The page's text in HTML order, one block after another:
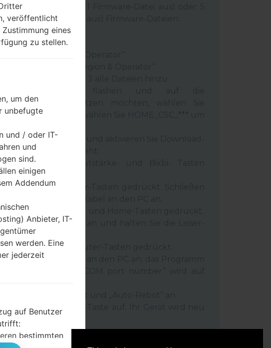
1(wählen Sie hier 1 Firmware-Datei aus) oder 5
5 Firmware-Dateien aus) Firmware-Dateien:
& Recovery“
& Radio“
Programm Odin 3 alle Dateien hinzu.
zurücksetzen möchten, wählen Sie
einem anderen Fall wählen Sie HOME_CSC_*** um
Sie das Gerät aus und aktivieren Sie Download-
Methoden, wie es geht:
die Power-, Lautstärke- und Bixbi- Tasten
Lauter- und Leiser-Tasten gedrückt. Schließen
mit einem USB-Kabel an den PC an.
die Power-, Lauter- und Home-Tasten gedrückt.
Sie das USB-Kabel an und halten Sie die Leiser-
gedrückt.
die Power- und Lauter-Tasten gedrückt.
Sie das Telefon an den PC an, das Programm
klicken Sie „Start“-Taste auf. Ihr Gerät wird neu
von PC getrennt.
veröffentlicht
eines
zu stellen.
um den
unbefugte
und / oder IT-
und
sind.
einigen
Addendum
Anbieter, IT-
werden. Eine
jederzeit
auf Benutzer
bestimmten